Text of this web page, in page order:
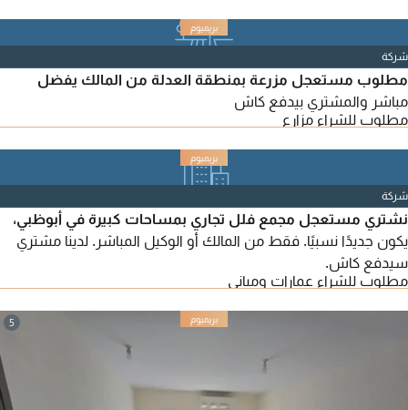
شركة
مطلوب مستعجل مزرعة بمنطقة العدلة من المالك يفضل
مباشر والمشتري بيدفع كاش
مطلوب للشراء مزارع
شركة
نشتري مستعجل مجمع فلل تجاري بمساحات كبيرة في أبوظبي،
يكون جديدًا نسبيًا. فقط من المالك أو الوكيل المباشر. لدينا مشتري
سيدفع كاش.
مطلوب للشراء عمارات ومباني
5